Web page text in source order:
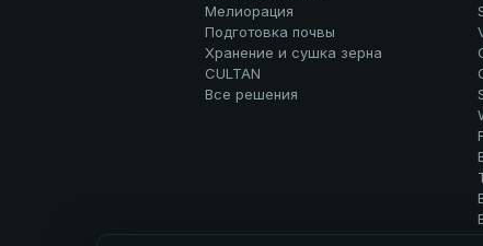
Мелиорация
Подготовка почвы
Хранение и сушка зерна
CULTAN
Все решения